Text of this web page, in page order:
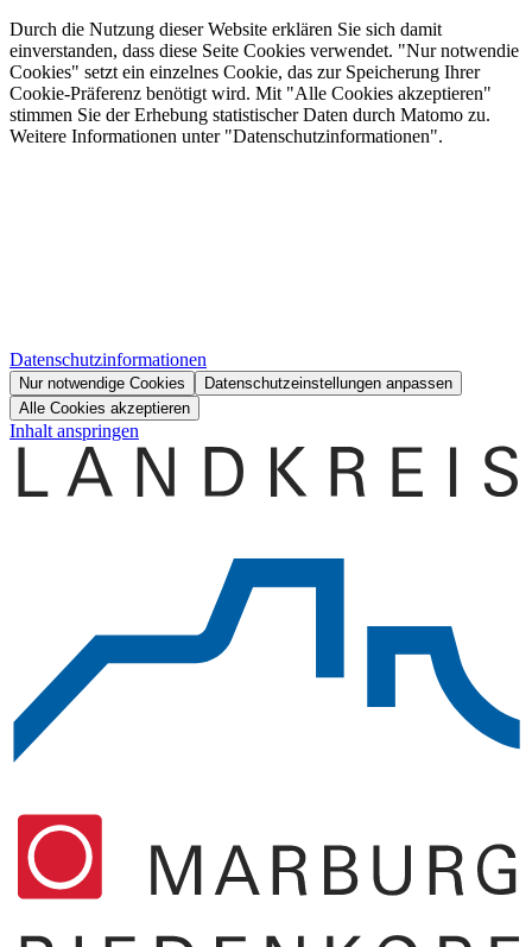
Durch die Nutzung dieser Website erklären Sie sich damit
einverstanden, dass diese Seite Cookies verwendet. "Nur notwendie
Cookies" setzt ein einzelnes Cookie, das zur Speicherung Ihrer
Cookie-Präferenz benötigt wird. Mit "Alle Cookies akzeptieren"
stimmen Sie der Erhebung statistischer Daten durch Matomo zu.
Weitere Informationen unter "Datenschutzinformationen".
Datenschutzinformationen
Nur notwendige Cookies
Datenschutzeinstellungen anpassen
Alle Cookies akzeptieren
Inhalt anspringen